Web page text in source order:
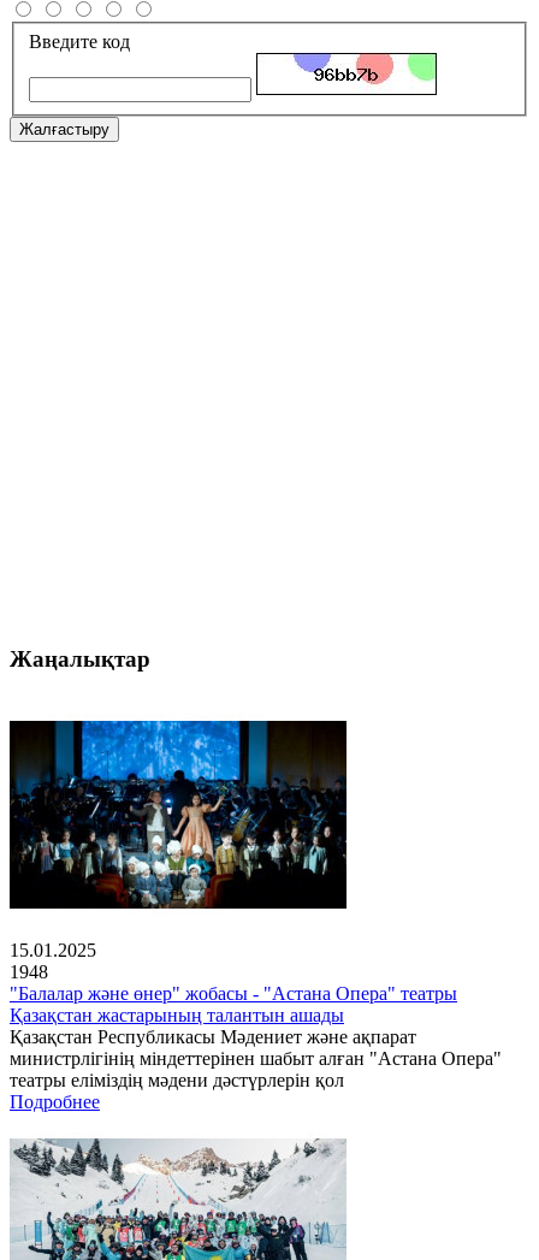
Введите код
Жалғастыру
Жаңалықтар
15.01.2025
1948
"Балалар және өнер" жобасы - "Астана Опера" театры
Қазақстан жастарының талантын ашады
Қазақстан Республикасы Мәдениет және ақпарат
министрлігінің міндеттерінен шабыт алған "Астана Опера"
театры еліміздің мәдени дәстүрлерін қол
Подробнее